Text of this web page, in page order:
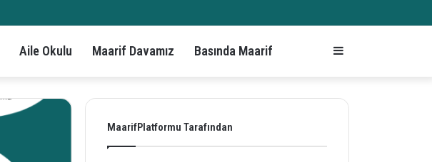
Aile Okulu Maarif Davamız Basında Maarif Kenar
Bölmesi
MaarifPlatformu Tarafından